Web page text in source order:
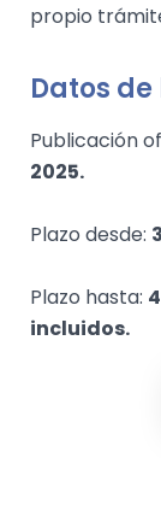
propio
Datos
Publicación
2025.
Plazo desde:
Plazo hasta:
incluidos.